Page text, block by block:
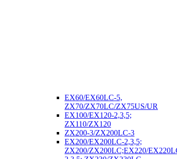
EX60/EX60LC-5,
ZX70/ZX70LC/ZX75US/UR
EX100/EX120-2,3,5;
ZX110/ZX120
ZX200-3/ZX200LC-3
EX200/EX200LC-2,3,5;
ZX200/ZX200LC;EX220/